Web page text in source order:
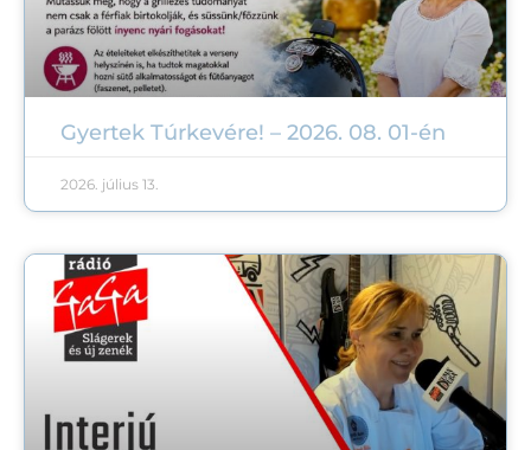
Gyertek Túrkevére! – 2026. 08. 01-én
2026. július 13.